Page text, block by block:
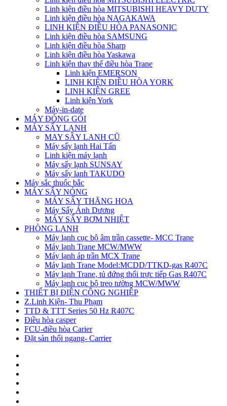
Linh kiện điều hòa MITSUBISHI HEAVY DUTY
Linh kiện điều hòa NAGAKAWA
LINH KIỆN ĐIỀU HÒA PANASONIC
Linh kiện điều hòa SAMSUNG
Linh kiện điều hòa Sharp
Linh kiện điều hòa Yaskawa
Linh kiện thay thế điều hòa Trane
Linh kiện EMERSON
LINH KIỆN ĐIỀU HÒA YORK
LINH KIỆN GREE
Linh kiện York
Máy-in-date
MÁY ĐÓNG GÓI
MÁY SẤY LẠNH
MAY SÂY LANH CŨ
Máy sấy lạnh Hai Tấn
Linh kiện máy lạnh
Máy sấy lạnh SUNSAY
Máy sấy lanh TAKUDO
Máy sắc thuốc bắc
MÁY SẤY NÓNG
MÁY SẤY THĂNG HOA
Máy Sấy Ánh Dương
MÁY SẤY BƠM NHIỆT
PHÒNG LẠNH
Máy lạnh cục bộ âm trần cassette- MCC Trane
Máy lạnh Trane MCW/MWW
Máy lạnh áp trần MCX Trane
Máy lạnh Trane Model:MCDD/TTKD-gas R407C
Máy lạnh Trane, tủ đứng thổi trực tiếp Gas R407C
Máy lạnh cục bộ treo tường MCW/MWW
THIẾT BỊ ĐIỆN CÔNG NGHIỆP
Z.Linh Kiện- Thu Phạm
TTD & TTT Series 50 Hz R407C
Điều hòa casper
FCU-điều hòa Carier
Đặt sàn thổi ngang- Carrier